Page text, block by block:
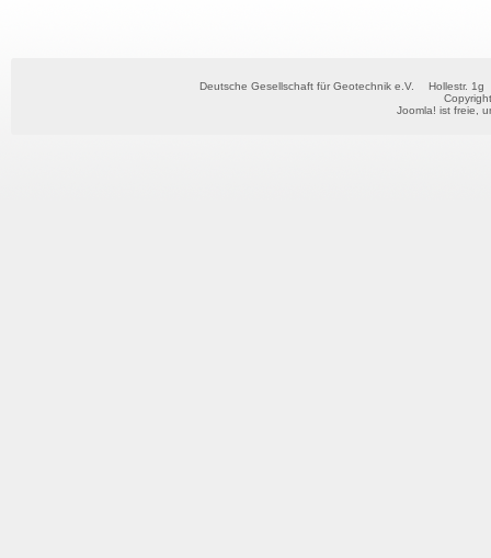
Deutsche Gesellschaft für Geotechnik e.V.
Hollestr. 1g
Joomla! ist freie,